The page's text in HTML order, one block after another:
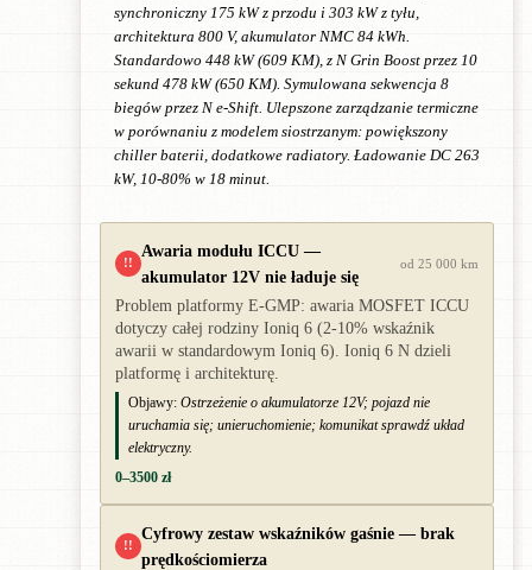
synchroniczny 175 kW z przodu i 303 kW z tyłu,
architektura 800 V, akumulator NMC 84 kWh.
Standardowo 448 kW (609 KM), z N Grin Boost przez 10
sekund 478 kW (650 KM). Symulowana sekwencja 8
biegów przez N e-Shift. Ulepszone zarządzanie termiczne
w porównaniu z modelem siostrzanym: powiększony
chiller baterii, dodatkowe radiatory. Ładowanie DC 263
kW, 10-80% w 18 minut.
!!
Awaria modułu ICCU —
akumulator 12V nie ładuje się
od 25 000 km
Problem platformy E-GMP: awaria MOSFET ICCU
dotyczy całej rodziny Ioniq 6 (2-10% wskaźnik
awarii w standardowym Ioniq 6). Ioniq 6 N dzieli
platformę i architekturę.
Objawy: Ostrzeżenie o akumulatorze 12V; pojazd nie
uruchamia się; unieruchomienie; komunikat sprawdź układ
elektryczny.
0–3500 zł
!!
Cyfrowy zestaw wskaźników gaśnie — brak
prędkościomierza